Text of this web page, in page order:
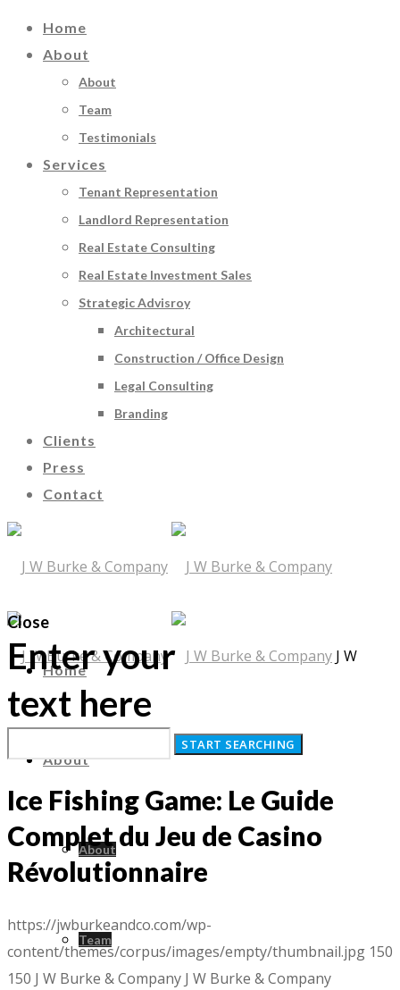
Home
About
About
Team
Testimonials
Services
Tenant Representation
Landlord Representation
Real Estate Consulting
Real Estate Investment Sales
Strategic Advisroy
Architectural
Construction / Office Design
Legal Consulting
Branding
Clients
Press
Contact
J W
Home
About
About
Team
Close
Enter your
text here
Ice Fishing Game: Le Guide
Complet du Jeu de Casino
Révolutionnaire
https://jwburkeandco.com/wp-
content/themes/corpus/images/empty/thumbnail.jpg 150
150 J W Burke & Company J W Burke & Company